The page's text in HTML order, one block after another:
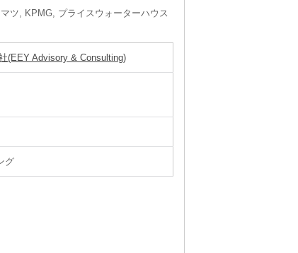
ツ, KPMG, プライスウォーターハウス
(EEY Advisory & Consulting)
グ